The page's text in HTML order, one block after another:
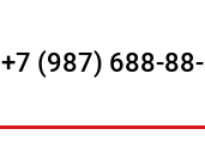
+7 (987) 688-